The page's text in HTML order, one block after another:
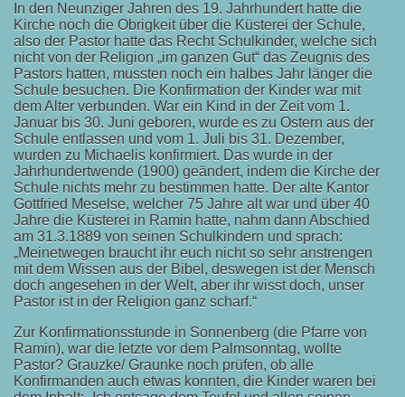
In den Neunziger Jahren des 19. Jahrhundert hatte die
Kirche noch die Obrigkeit über die Küsterei der Schule,
also der Pastor hatte das Recht Schulkinder, welche sich
nicht von der Religion „im ganzen Gut“ das Zeugnis des
Pastors hatten, mussten noch ein halbes Jahr länger die
Schule besuchen. Die Konfirmation der Kinder war mit
dem Alter verbunden. War ein Kind in der Zeit vom 1.
Januar bis 30. Juni geboren, wurde es zu Ostern aus der
Schule entlassen und vom 1. Juli bis 31. Dezember,
wurden zu Michaelis konfirmiert. Das wurde in der
Jahrhundertwende (1900) geändert, indem die Kirche der
Schule nichts mehr zu bestimmen hatte. Der alte Kantor
Gottfried Meselse, welcher 75 Jahre alt war und über 40
Jahre die Küsterei in Ramin hatte, nahm dann Abschied
am 31.3.1889 von seinen Schulkindern und sprach:
„Meinetwegen braucht ihr euch nicht so sehr anstrengen
mit dem Wissen aus der Bibel, deswegen ist der Mensch
doch angesehen in der Welt, aber ihr wisst doch, unser
Pastor ist in der Religion ganz scharf.“
Zur Konfirmationsstunde in Sonnenberg (die Pfarre von
Ramin), war die letzte vor dem Palmsonntag, wollte
Pastor? Grauzke/ Graunke noch prüfen, ob alle
Konfirmanden auch etwas konnten, die Kinder waren bei